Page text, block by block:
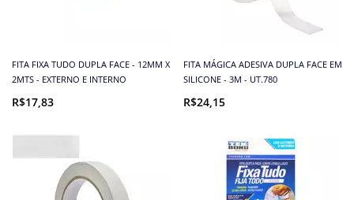
FITA FIXA TUDO DUPLA FACE - 12MM X
2MTS - EXTERNO E INTERNO
R$17,83
FITA MÁGICA ADESIVA DUPLA FACE EM
SILICONE - 3M - UT.780
R$24,15